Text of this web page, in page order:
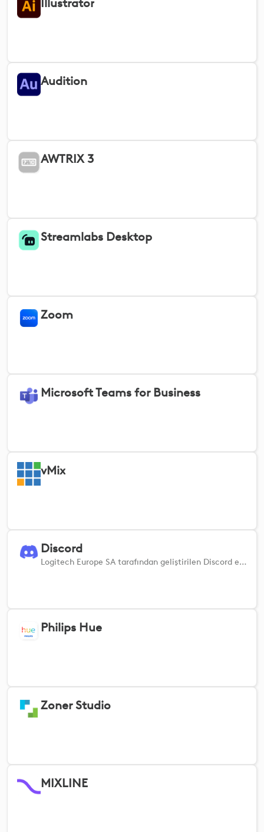
Illustrator
Audition
AWTRIX 3
Streamlabs Desktop
Zoom
Microsoft Teams for Business
vMix
Discord
Logitech Europe SA tarafından geliştirilen Discord eklentisi
Philips Hue
Zoner Studio
MIXLINE